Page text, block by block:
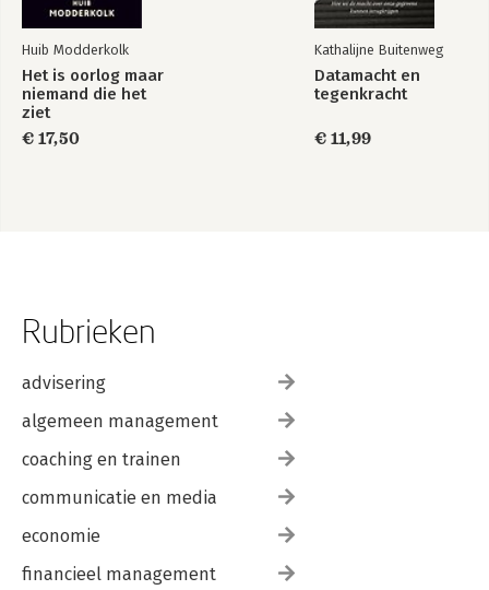
Huib Modderkolk
Het is oorlog maar
niemand die het
ziet
€ 17,50
Kathalijne Buitenweg
Datamacht en
tegenkracht
€ 11,99
Rubrieken
advisering
algemeen management
coaching en trainen
communicatie en media
economie
financieel management